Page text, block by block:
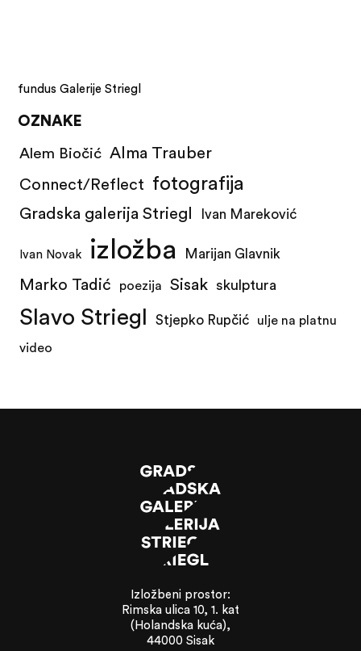
fundus Galerije Striegl
OZNAKE
Alem Biočić Alma Trauber
Connect/Reflect fotografija
Gradska galerija Striegl Ivan Mareković
Ivan Novak izložba Marijan Glavnik
Marko Tadić poezija Sisak skulptura
Slavo Striegl Stjepko Rupčić ulje na platnu
video
Izložbeni prostor:
Rimska ulica 10, 1. kat
(Holandska kuća),
44000 Sisak